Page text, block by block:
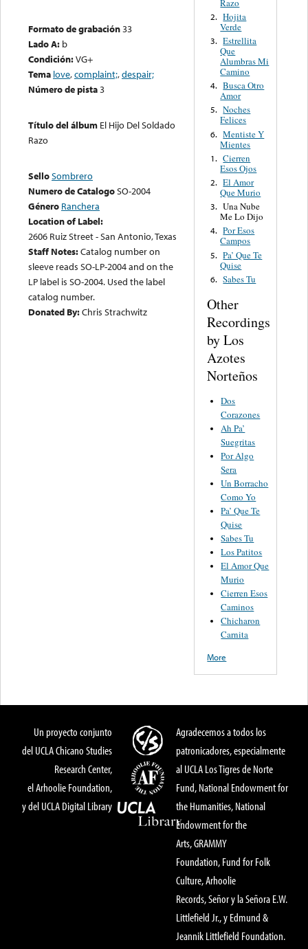
Compositor Luna, J.
Formato de grabación 33
Lado A: b
Número de pista 3
Razo
SelloSombrero
Numero de Catalogo SO-2004
Género Ranchera
Location of Label:
2606 Ruiz Street - San Antonio, Texas
Staff Notes:Catalog number on
sleeve reads SO-LP-2004 and on the
LADO A
1. El Hijo Del
Soldado
Razo
Hojita
Verde
3.
Estrellita
Que
Alumbras Mi
Camino
Busca Otro
Amor
Noches
Felices
Mentiste Y
Mientes
Cierren
Esos Ojos
El Amor
Que Murio
Una Nube
Me Lo Dijo
Por Esos
Campos
Quise
6. Sabes Tu
Other
Recordings
by Los
Azotes
Norteños
Dos
Corazones
Ah Pa’
Suegritas
Por Algo
Sera
Un Borracho
Como Yo
Pa’ Que Te
Quise
Sabes Tu
Los Patitos
El Amor Que
Murio
Cierren Esos
Chicharon
Carnita
Un proyecto conjunto
del UCLA Chicano Studies
Research Center,
Agradecemos a todos los
patronicadores, especialmente
al UCLA Los Tigres de Norte
Fund, National Endowment for
the Humanities, National
Endowment for the
Arts, GRAMMY
Foundation, Fund for Folk
Culture, Arhoolie
Records, Señor y la Señora E.W.